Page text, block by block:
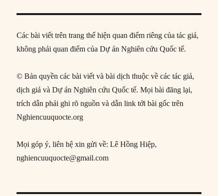
Các bài viết trên trang thể hiện quan điểm riêng của tác giả,
không phải quan điểm của Dự án Nghiên cứu Quốc tế.
© Bản quyền các bài viết và bài dịch thuộc về các tác giả,
dịch giả và Dự án Nghiên cứu Quốc tế. Mọi bài đăng lại,
trích dẫn phải ghi rõ nguồn và dẫn link tới bài gốc trên
Nghiencuuquocte.org
Mọi góp ý, liên hệ xin gửi về: Lê Hồng Hiệp,
nghiencuuquocte@gmail.com